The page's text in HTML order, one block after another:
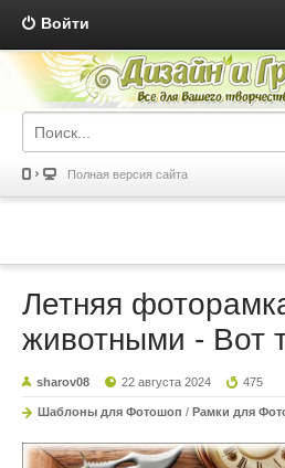
Войти
Полная версия сайта
Летняя
животными - Вот
sharov08 22 августа 2024 475
Шаблоны для Фотошоп / Рамки для